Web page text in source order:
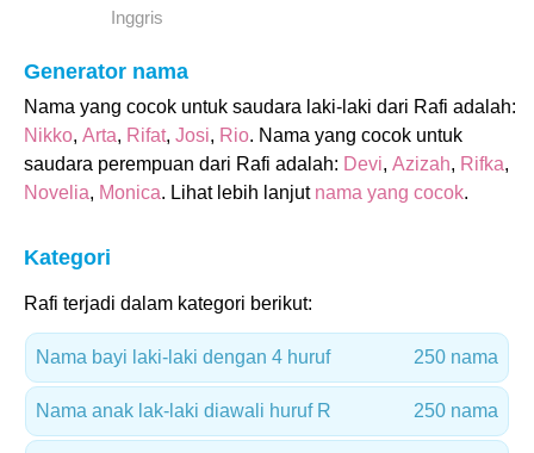
Inggris
Generator nama
Nama yang cocok untuk saudara laki-laki dari Rafi adalah:
Nikko, Arta, Rifat, Josi, Rio. Nama yang cocok untuk
saudara perempuan dari Rafi adalah: Devi, Azizah, Rifka,
Novelia, Monica. Lihat lebih lanjut nama yang cocok.
Kategori
Rafi terjadi dalam kategori berikut:
Nama bayi laki-laki dengan 4 huruf 250 nama
Nama anak lak-laki diawali huruf R 250 nama